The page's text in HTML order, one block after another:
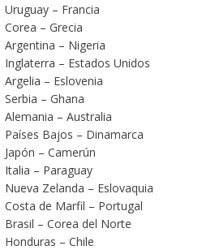
Uruguay – Francia
Corea – Grecia
Argentina – Nigeria
Inglaterra – Estados Unidos
Argelia – Eslovenia
Serbia – Ghana
Alemania – Australia
Países Bajos – Dinamarca
Japón – Camerún
Italia – Paraguay
Nueva Zelanda – Eslovaquia
Costa de Marfil – Portugal
Brasil – Corea del Norte
Honduras – Chile